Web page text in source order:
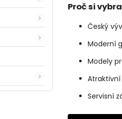
Proč si
Český
Moderní
Modely
Servisní